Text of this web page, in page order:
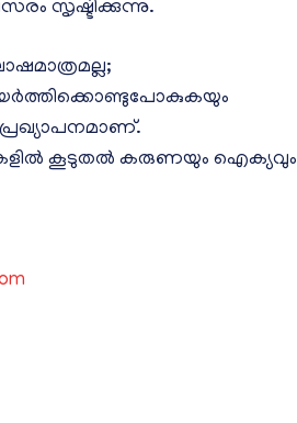
സൃഷ്ടിക്കുന്നു.
ഉയർത്തിക്കൊണ്ടുപോകുകയും
കൂടുതൽ കരുണയും ഐക്യവും